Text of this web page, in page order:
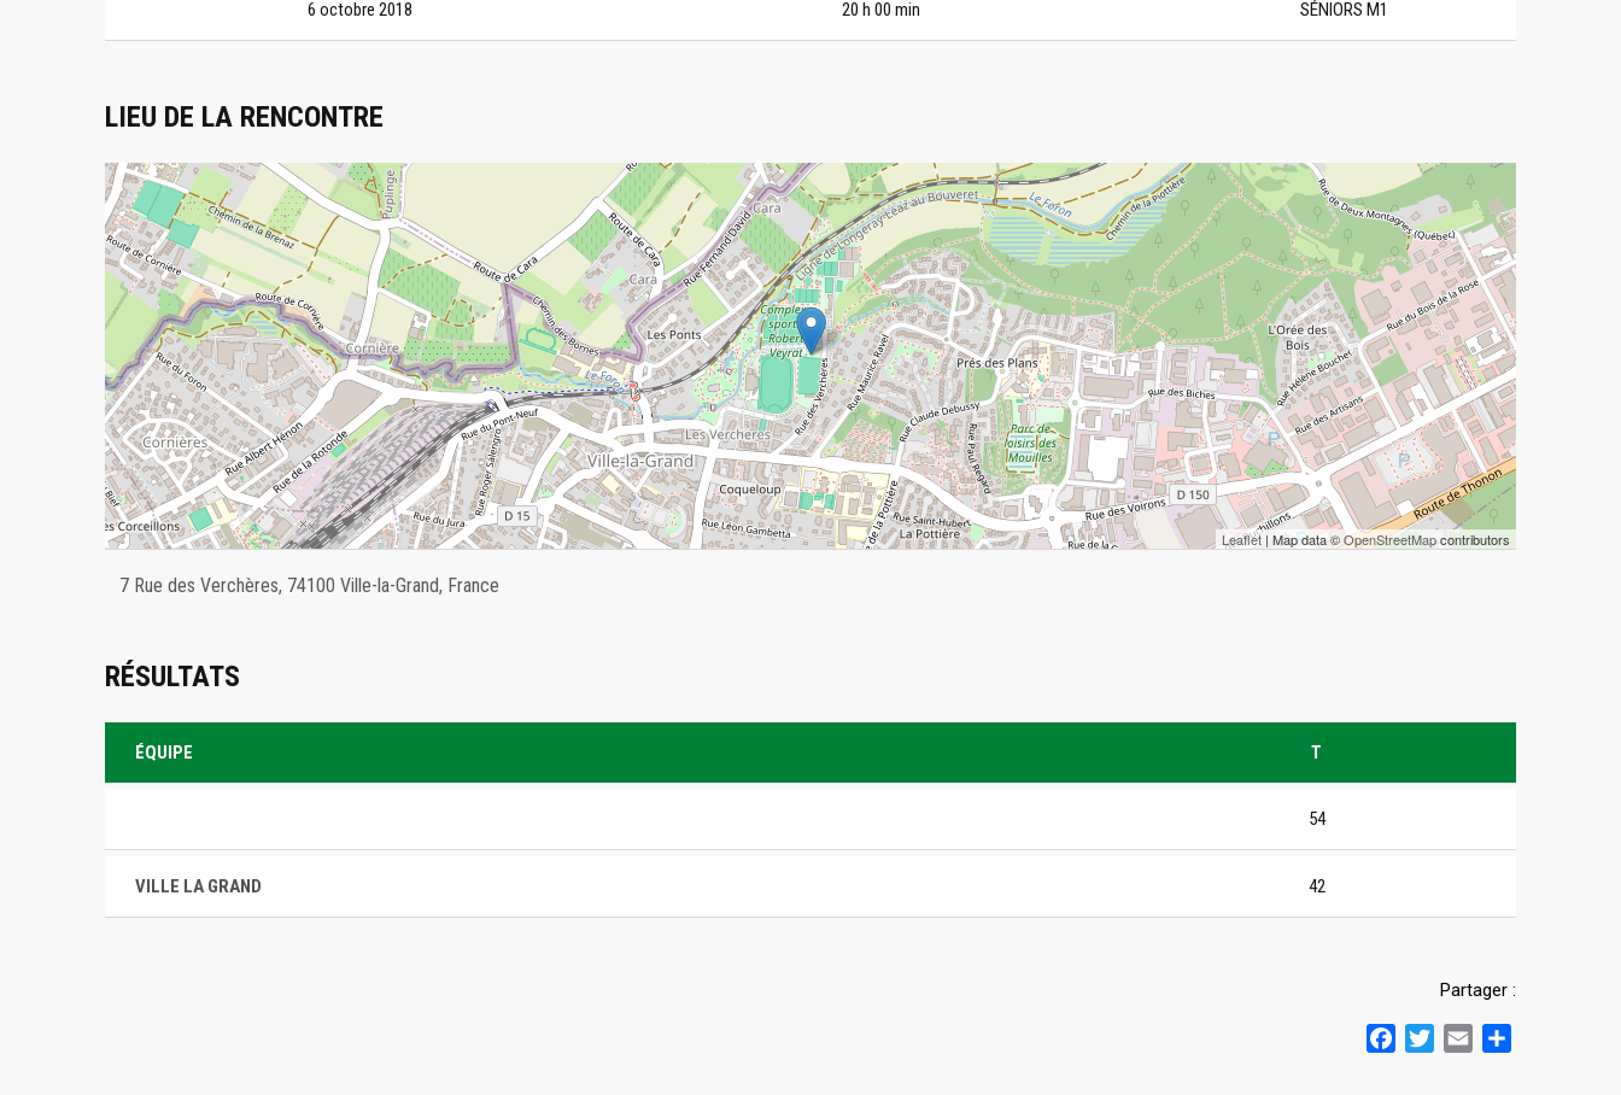
6 octobre 2018 20 h 00 min SÉNIORS M1
LIEU DE LA RENCONTRE
Leaflet| Map data ©OpenStreetMapcontributors
7 Rue des Verchères, 74100 Ville-la-Grand, France
RÉSULTATS
ÉQUIPE T
54
VILLE LA GRAND 42
Partager :
FacebookTwitterEmail